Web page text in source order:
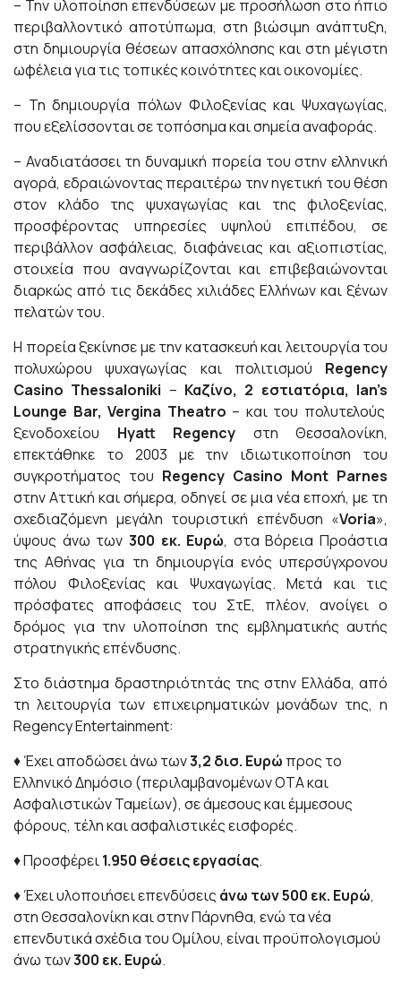
– Την υλοποίηση επενδύσεων με προσήλωση στο ήπιο
περιβαλλοντικό αποτύπωμα, στη βιώσιμη ανάπτυξη,
στη δημιουργία θέσεων απασχόλησης και στη μέγιστη
ωφέλεια για τις τοπικές κοινότητες και οικονομίες.
– Τη δημιουργία πόλων Φιλοξενίας και Ψυχαγωγίας,
που εξελίσσονται σε τοπόσημα και σημεία αναφοράς.
– Αναδιατάσσει τη δυναμική πορεία του στην ελληνική
αγορά, εδραιώνοντας περαιτέρω την ηγετική του θέση
στον κλάδο της ψυχαγωγίας και της φιλοξενίας,
προσφέροντας υπηρεσίες υψηλού επιπέδου, σε
περιβάλλον ασφάλειας, διαφάνειας και αξιοπιστίας,
στοιχεία που αναγνωρίζονται και επιβεβαιώνονται
διαρκώς από τις δεκάδες χιλιάδες Ελλήνων και ξένων
πελατών του.
Η πορεία ξεκίνησε με την κατασκευή και λειτουργία του
πολυχώρου ψυχαγωγίας και πολιτισμού Regency
Casino Thessaloniki – Καζίνο, 2 εστιατόρια, Ian’s
Lounge Bar, Vergina Theatro – και του πολυτελούς
ξενοδοχείου
Hyatt Regency
στη Θεσσαλονίκη,
επεκτάθηκε το 2003 με την ιδιωτικοποίηση του
συγκροτήματος του Regency Casino Mont Parnes
στην Αττική και σήμερα, οδηγεί σε μια νέα εποχή, με τη
σχεδιαζόμενη μεγάλη τουριστική επένδυση «Voria»,
ύψους άνω των 300 εκ. Ευρώ, στα Βόρεια Προάστια
της Αθήνας για τη δημιουργία ενός υπερσύγχρονου
πόλου Φιλοξενίας και Ψυχαγωγίας. Μετά και τις
πρόσφατες αποφάσεις του ΣτΕ, πλέον, ανοίγει ο
δρόμος για την υλοποίηση της εμβληματικής αυτής
στρατηγικής επένδυσης.
Στο διάστημα δραστηριότητάς της στην Ελλάδα, από
τη λειτουργία των επιχειρηματικών μονάδων της, η
Regency Entertainment:
♦ Έχει αποδώσει άνω των3,2 δισ. Ευρώ προς το
Ελληνικό Δημόσιο (περιλαμβανομένων ΟΤΑ και
Ασφαλιστικών Ταμείων), σε άμεσους και έμμεσους
φόρους, τέλη και ασφαλιστικές εισφορές.
♦ Προσφέρει1.950 θέσεις εργασίας.
♦ Έχει υλοποιήσει επενδύσεις άνω των 500 εκ. Ευρώ,
στη Θεσσαλονίκη και στην Πάρνηθα, ενώ τα νέα
επενδυτικά σχέδια του Ομίλου, είναι προϋπολογισμού
άνω των300 εκ. Ευρώ.